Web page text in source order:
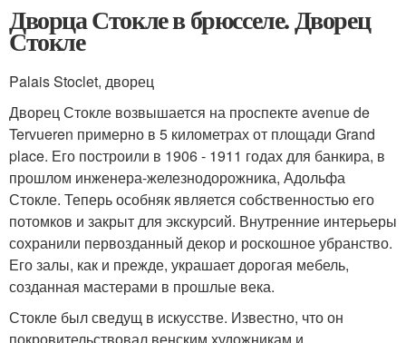
Дворца Стокле в брюсселе. Дворец
Стокле
Palais Stoclet, дворец
Дворец Стокле возвышается на проспекте avenue de
Tervueren примерно в 5 километрах от площади Grand
place. Его построили в 1906 - 1911 годах для банкира, в
прошлом инженера-железнодорожника, Адольфа
Стокле. Теперь особняк является собственностью его
потомков и закрыт для экскурсий. Внутренние интерьеры
сохранили первозданный декор и роскошное убранство.
Его залы, как и прежде, украшает дорогая мебель,
созданная мастерами в прошлые века.
Стокле был сведущ в искусстве. Известно, что он